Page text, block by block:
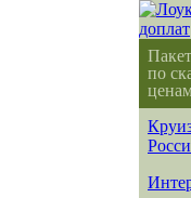
по